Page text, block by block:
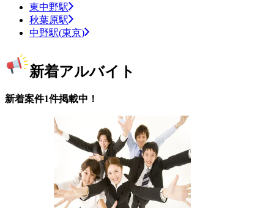
東中野駅
秋葉原駅
中野駅(東京)
新着アルバイト
新着案件1件掲載中！